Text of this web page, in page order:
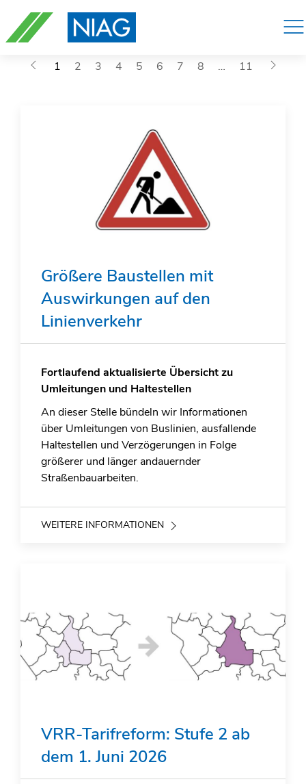
überspringen
1 2 3 4 5 6 7 8 … 11
Größere Baustellen mit
Auswirkungen auf den
Linienverkehr
Fortlaufend aktualisierte Übersicht zu
Umleitungen und Haltestellen
An dieser Stelle bündeln wir Informationen
über Umleitungen von Buslinien, ausfallende
Haltestellen und Verzögerungen in Folge
größerer und länger andauernder
Straßenbauarbeiten.
WEITERE INFORMATIONEN
VRR-Tarifreform: Stufe 2 ab
dem 1. Juni 2026